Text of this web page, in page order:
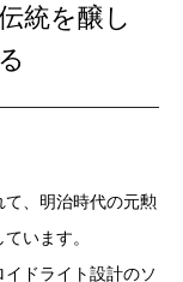
統を醸し
、明治時代の元勲
います。
イドライト設計のソ